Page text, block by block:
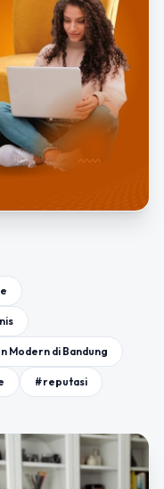
Modern di Bandung
#reputasi